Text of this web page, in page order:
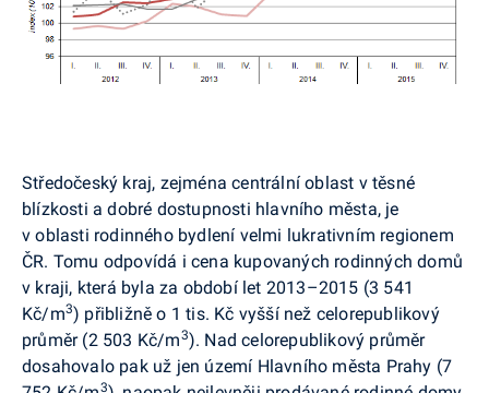
Středočeský kraj, zejména centrální oblast v těsné
blízkosti a dobré dostupnosti hlavního města, je
v oblasti rodinného bydlení velmi lukrativním regionem
ČR. Tomu odpovídá i cena kupovaných rodinných domů
v kraji, která byla za období let 2013–2015 (3 541
Kč/m3) přibližně o 1 tis. Kč vyšší než celorepublikový
průměr (2 503 Kč/m3). Nad celorepublikový průměr
dosahovalo pak už jen území Hlavního města Prahy (7
3